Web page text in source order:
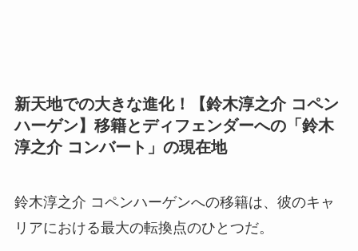
新天地での大きな進化！【鈴木淳之介 コペン
ハーゲン】移籍とディフェンダーへの「鈴木
淳之介 コンバート」の現在地
鈴木淳之介 コペンハーゲンへの移籍は、彼のキャ
リアにおける最大の転換点のひとつだ。